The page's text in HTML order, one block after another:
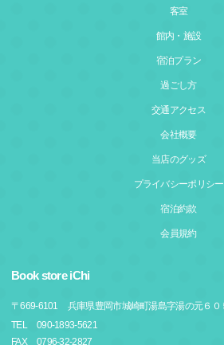
客室
館内・施設
宿泊プラン
過ごし方
交通アクセス
会社概要
当店のグッズ
プライバシーポリシー
宿泊約款
会員規約
Book store iChi
〒669-6101
兵庫県豊岡市城崎町湯島字湯の元６０
TEL
090-1893-5621
FAX
0796-32-2827